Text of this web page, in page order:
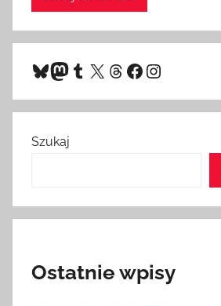
Bluesky
Mastodon
Tumblr
X Threads
Facebook
Instagram
Szukaj
Ostatnie wpisy